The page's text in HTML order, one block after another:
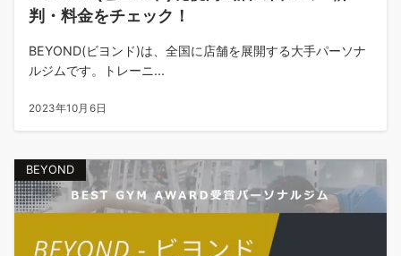
判・料金をチェック！
BEYOND(ビヨンド)は、全国に店舗を展開する大手パーソナ
ルジムです。トレーニ...
2023年10月6日
BEYOND